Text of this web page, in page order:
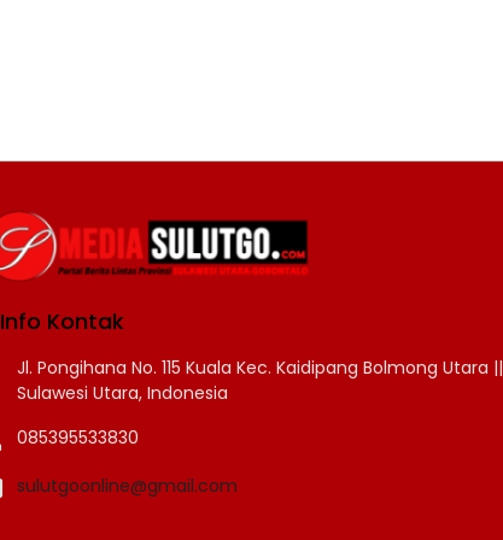
Info Kontak
Jl. Pongihana No. 115 Kuala Kec. Kaidipang Bolmong Utara ||
Sulawesi Utara, Indonesia
085395533830
sulutgoonline@gmail.com